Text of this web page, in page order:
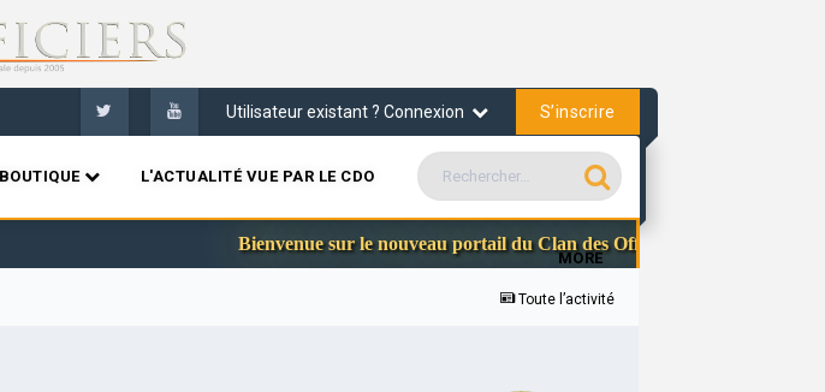
Utilisateur existant ? Connexion S’inscrire
BOUTIQUE L'ACTUALITÉ VUE PAR LE CDO
MORE
Bienvenue sur le nouveau portail du Clan des Officiers
Toute l’activité